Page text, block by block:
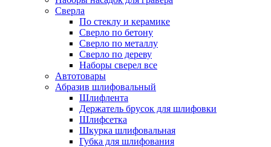
Сверла
По стеклу и керамике
Сверло по бетону
Сверло по металлу
Сверло по дереву
Наборы сверел все
Автотовары
Абразив шлифовальный
Шлифлента
Держатель брусок для шлифовки
Шлифсетка
Шкурка шлифовальная
Губка для шлифования